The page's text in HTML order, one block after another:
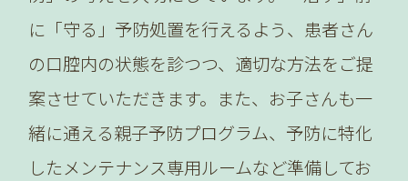
に「守る」予防処置を行えるよう、患者さん
の口腔内の状態を診つつ、適切な方法をご提
案させていただきます。また、お子さんも一
緒に通える親子予防プログラム、予防に特化
したメンテナンス専用ルームなど準備してお